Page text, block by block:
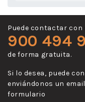
Puede contactar
900 494
de forma gratuita.
Si lo desea, puede
enviándonos un
formulario